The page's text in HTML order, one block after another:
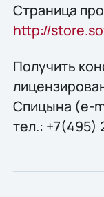
Страница
http://
Получить
Спицына (e-
тел.: +7(495)